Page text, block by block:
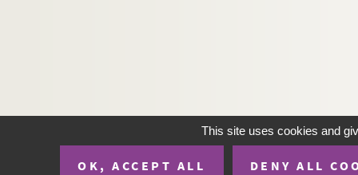
This site uses cookies and
OK, ACCEPT ALL DENY ALL